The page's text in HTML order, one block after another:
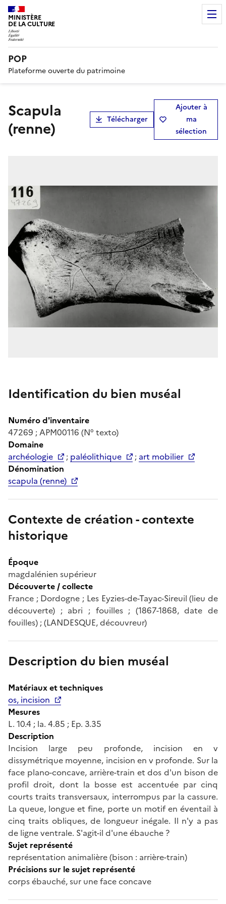
MINISTÈRE
DE LA CULTURE
POP
Plateforme ouverte du patrimoine
scapula
(renne)
Télécharger
Ajouter à
ma
sélection
Identification du bien muséal
Numéro d'inventaire
47269 ; APM00116 (N° texto)
Domaine
archéologie
; paléolithique ; art mobilier
Dénomination
scapula (renne)
Contexte de création - contexte
historique
Époque
magdalénien supérieur
Découverte / collecte
France ; Dordogne ; Les Eyzies-de-Tayac-Sireuil (lieu de
découverte) ; abri ; fouilles ; (1867-1868, date de
fouilles) ; (LANDESQUE, découvreur)
Description du bien muséal
Matériaux et techniques
os, incision
Mesures
L. 10.4 ; la. 4.85 ; Ep. 3.35
Description
Incision large peu profonde, incision en v
dissymétrique moyenne, incision en v profonde. Sur la
face plano-concave, arrière-train et dos d'un bison de
profil droit, dont la bosse est accentuée par cinq
courts traits transversaux, interrompus par la cassure.
La queue, longue et fine, porte un motif en éventail à
cinq traits obliques, de longueur inégale. Il n'y a pas
de ligne ventrale. S'agit-il d'une ébauche ?
Sujet représenté
représentation animalière (bison : arrière-train)
Précisions sur le sujet représenté
corps ébauché, sur une face concave